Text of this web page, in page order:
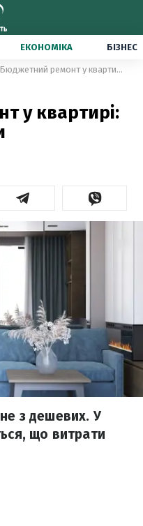
ЕКОНОМІКА БІЗНЕС
Бюджетний ремонт у квартирі: практичні поради
у квартирі:
з дешевих. У
що витрати